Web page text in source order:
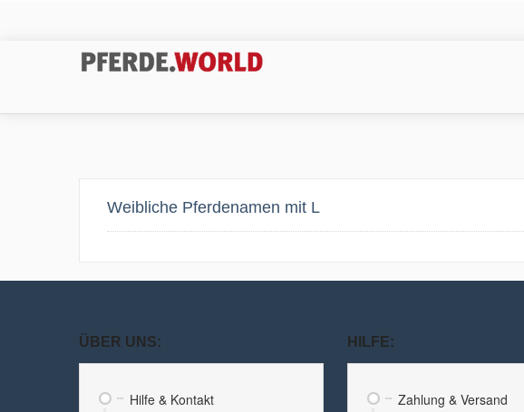
Weibliche Pferdenamen mit L
ÜBER UNS:
Hilfe & Kontakt
HILFE:
Zahlung & Versand